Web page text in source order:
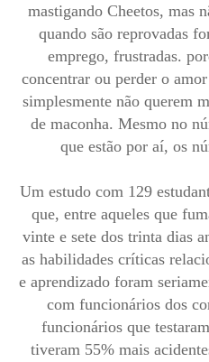
mastigando Cheetos, mas
quando são reprovadas
emprego, frustradas.
concentrar ou perder o
simplesmente não querem
de maconha. Mesmo no
que estão por aí, os
Um estudo com 129
que, entre aqueles que
vinte e sete dos trinta dias
as habilidades críticas
e aprendizado foram
com funcionários dos
funcionários que
tiveram 55% mais